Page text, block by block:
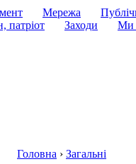
Мережа
патріот Заходи
Ми
Головна › Загальні